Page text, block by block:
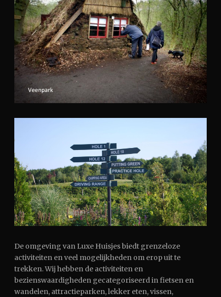
De omgeving van Luxe Huisjes biedt grenzeloze
activiteiten en veel mogelijkheden om erop uit te
trekken. Wij hebben de activiteiten en
bezienswaardigheden gecategoriseerd in fietsen en
wandelen, attractieparken, lekker eten, vissen,